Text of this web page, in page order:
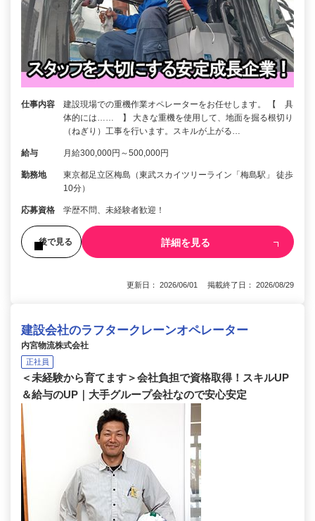
仕事内容
建設現場での重機作業オペレーターをお任せします。 【 具
体的には…… 】 大きな重機を使用して、地面を掘る根切り
（ねぎり）工事を行います。スキルが上がる…
給与 月給300,000円～500,000円
勤務地
東京都足立区梅島（東武スカイツリーライン「梅島駅」 徒歩
10分）
応募資格 学歴不問、未経験者歓迎！
後で見る 詳細を見る
更新日： 2026/06/01 掲載終了日： 2026/08/29
建設会社のラフタークレーンオペレーター
内宮物流株式会社
正社員
＜未経験から育てます＞会社負担で資格取得！スキルUP
＆給与のUP｜大手グループ会社なので安心安定